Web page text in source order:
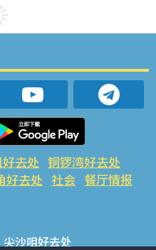
去处 铜锣湾好去处
好去处 社会 餐厅情报
尖沙咀好去处